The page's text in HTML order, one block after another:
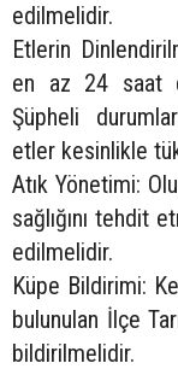
edilmelidir.
Etlerin
en az 24 saat
Şüpheli
etler kesinlikle
Atık Yönetimi:
sağlığını tehdit
edilmelidir.
Küpe Bildirimi:
bulunulan İlçe
bildirilmelidir.